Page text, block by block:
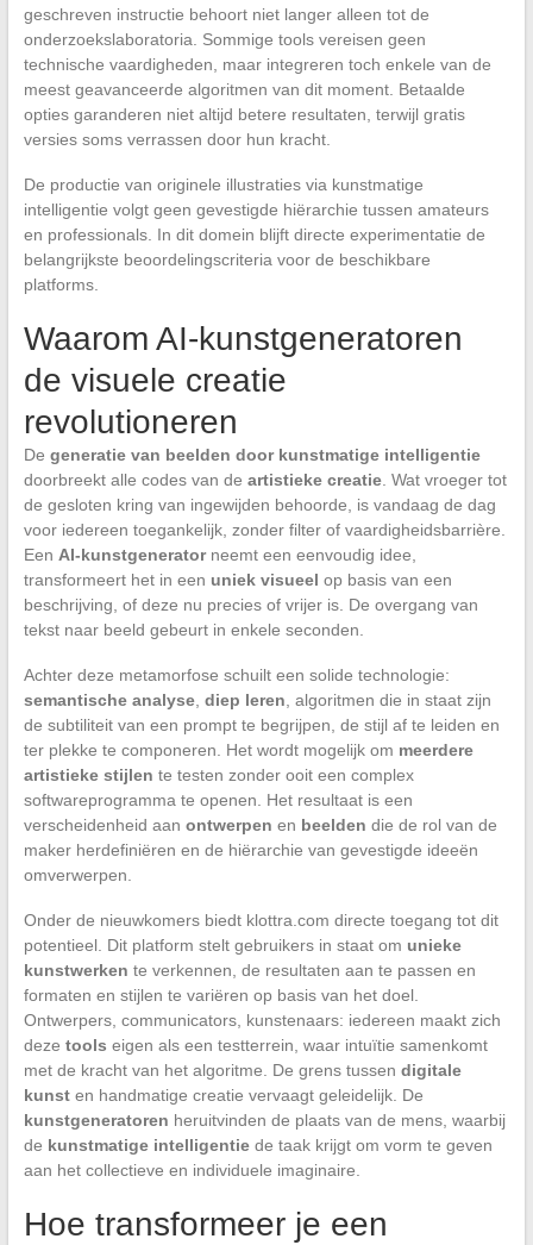
geschreven instructie behoort niet langer alleen tot de
onderzoekslaboratoria. Sommige tools vereisen geen
technische vaardigheden, maar integreren toch enkele van de
meest geavanceerde algoritmen van dit moment. Betaalde
opties garanderen niet altijd betere resultaten, terwijl gratis
versies soms verrassen door hun kracht.
De productie van originele illustraties via kunstmatige
intelligentie volgt geen gevestigde hiërarchie tussen amateurs
en professionals. In dit domein blijft directe experimentatie de
belangrijkste beoordelingscriteria voor de beschikbare
platforms.
Waarom AI-kunstgeneratoren
de visuele creatie
revolutioneren
De generatie van beelden door kunstmatige intelligentie
doorbreekt alle codes van de artistieke creatie. Wat vroeger tot
de gesloten kring van ingewijden behoorde, is vandaag de dag
voor iedereen toegankelijk, zonder filter of vaardigheidsbarrière.
Een AI-kunstgeneratorneemt een eenvoudig idee,
transformeert het in een uniek visueel op basis van een
beschrijving, of deze nu precies of vrijer is. De overgang van
tekst naar beeld gebeurt in enkele seconden.
Achter deze metamorfose schuilt een solide technologie:
semantische analyse, diep leren , algoritmen die in staat zijn
de subtiliteit van een prompt te begrijpen, de stijl af te leiden en
ter plekke te componeren. Het wordt mogelijk om meerdere
artistieke stijlen te testen zonder ooit een complex
softwareprogramma te openen. Het resultaat is een
verscheidenheid aan ontwerpen en beelden die de rol van de
maker herdefiniëren en de hiërarchie van gevestigde ideeën
omverwerpen.
Onder de nieuwkomers biedt klottra.com directe toegang tot dit
potentieel. Dit platform stelt gebruikers in staat om unieke
kunstwerken te verkennen, de resultaten aan te passen en
formaten en stijlen te variëren op basis van het doel.
Ontwerpers, communicators, kunstenaars: iedereen maakt zich
deze tools eigen als een testterrein, waar intuïtie samenkomt
met de kracht van het algoritme. De grens tussen digitale
kunsten handmatige creatie vervaagt geleidelijk. De
kunstgeneratoren heruitvinden de plaats van de mens, waarbij
de kunstmatige intelligentiede taak krijgt om vorm te geven
aan het collectieve en individuele imaginaire.
Hoe transformeer je een